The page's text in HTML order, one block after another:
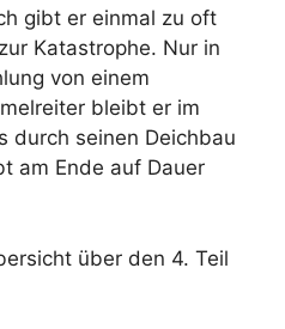
gibt er einmal zu oft
Katastrophe. Nur in
von einem
bleibt er im
durch seinen Deichbau
am Ende auf Dauer
über den 4. Teil